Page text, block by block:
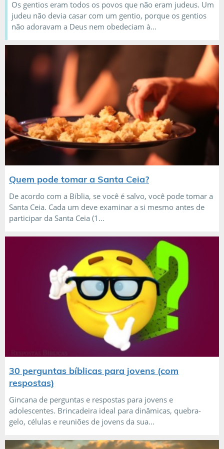
Os gentios eram todos os povos que não eram judeus. Um
judeu não devia casar com um gentio, porque os gentios
não adoravam a Deus nem obedeciam à...
Quem pode tomar a Santa Ceia?
De acordo com a Bíblia, se você é salvo, você pode tomar a
Santa Ceia. Cada um deve examinar a si mesmo antes de
participar da Santa Ceia (1...
30 perguntas bíblicas para jovens (com
respostas)
Gincana de perguntas e respostas para jovens e
adolescentes. Brincadeira ideal para dinâmicas, quebra-
gelo, células e reuniões de jovens da sua...